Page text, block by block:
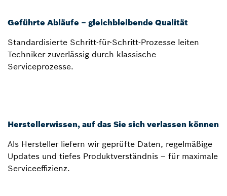
Geführte Abläufe – gleichbleibende Qualität
Standardisierte Schritt-für-Schritt-Prozesse leiten
Techniker zuverlässig durch klassische
Serviceprozesse.
Herstellerwissen, auf das Sie sich verlassen können
Als Hersteller liefern wir geprüfte Daten, regelmäßige
Updates und tiefes Produktverständnis – für maximale
Serviceeffizienz.